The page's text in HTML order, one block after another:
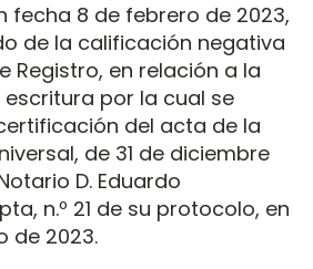
fecha 8 de febrero de 2023,
de la calificación negativa
Registro, en relación a la
por la cual se
del acta de la
de 31 de diciembre
D. Eduardo
n.º 21 de su protocolo, en
de 2023.